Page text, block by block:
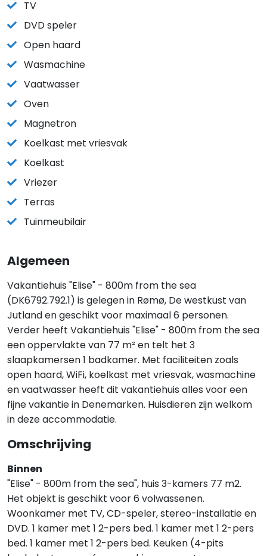
TV
DVD speler
Open haard
Wasmachine
Vaatwasser
Oven
Magnetron
Koelkast met vriesvak
Koelkast
Vriezer
Terras
Tuinmeubilair
Algemeen
Vakantiehuis "Elise" - 800m from the sea
(DK6792.792.1) is gelegen in Rømø, De westkust van
Jutland en geschikt voor maximaal 6 personen.
Verder heeft Vakantiehuis "Elise" - 800m from the sea
een oppervlakte van 77 m² en telt het 3
slaapkamersen 1 badkamer. Met faciliteiten zoals
open haard, WiFi, koelkast met vriesvak, wasmachine
en vaatwasser heeft dit vakantiehuis alles voor een
fijne vakantie in Denemarken. Huisdieren zijn welkom
in deze accommodatie.
Omschrijving
Binnen
"Elise" - 800m from the sea", huis 3-kamers 77 m2.
Het objekt is geschikt voor 6 volwassenen.
Woonkamer met TV, CD-speler, stereo-installatie en
DVD. 1 kamer met 1 2-pers bed. 1 kamer met 1 2-pers
bed. 1 kamer met 1 2-pers bed. Keuken (4-pits